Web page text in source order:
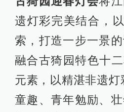
遗灯彩完美结合，
索，打造一步一景
融合古猗园特色十
元素，以精湛非遗灯
童趣、青年勉励、